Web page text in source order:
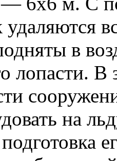
удаляются
в
лопасти.
на